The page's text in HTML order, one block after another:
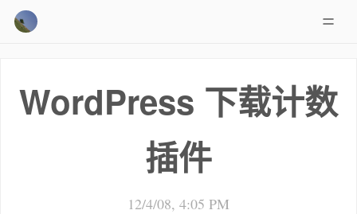
WordPress 下载计数
插件
12/4/08, 4:05 PM